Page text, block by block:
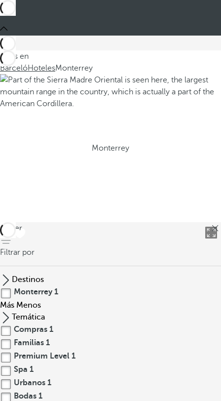
Estás en
BarcelóHotelesMonterrey
Monterrey
volver
Filtrar por
Destinos
Monterrey 1
Más Menos
Temática
Compras 1
Familias 1
Premium Level 1
Spa 1
Urbanos 1
Bodas 1